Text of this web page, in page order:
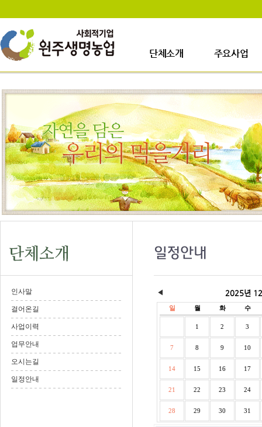
단체소개
인사말
걸어온길
사업이력
업무안내
오시는길
일정안내
주요사업
사업장소개
생산시설소개
주요사업내용
인사말
걸어온길
사업이력
업무안내
오시는길
일정안내
◀ 2025년
일 월 화 수
1 2 3
7 8 9 10
14 15 16 17
21 22 23 24
28 29 30 31